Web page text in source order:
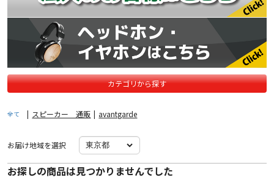
カテゴリから探す
全て | スピーカー 通販 | avantgarde
お届け地域を選択
お探しの商品は見つかりませんでした